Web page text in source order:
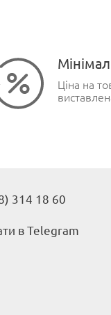
Ціна на
314 18 60
в Telegram